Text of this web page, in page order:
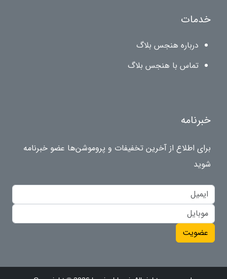
خدمات
درباره هنجس بلاگ
تماس با هنجس بلاگ
خبرنامه
برای اطلاع از آخرین تخفیفات و پروموشن‌ها عضو خبرنامه
شوید
عضویت